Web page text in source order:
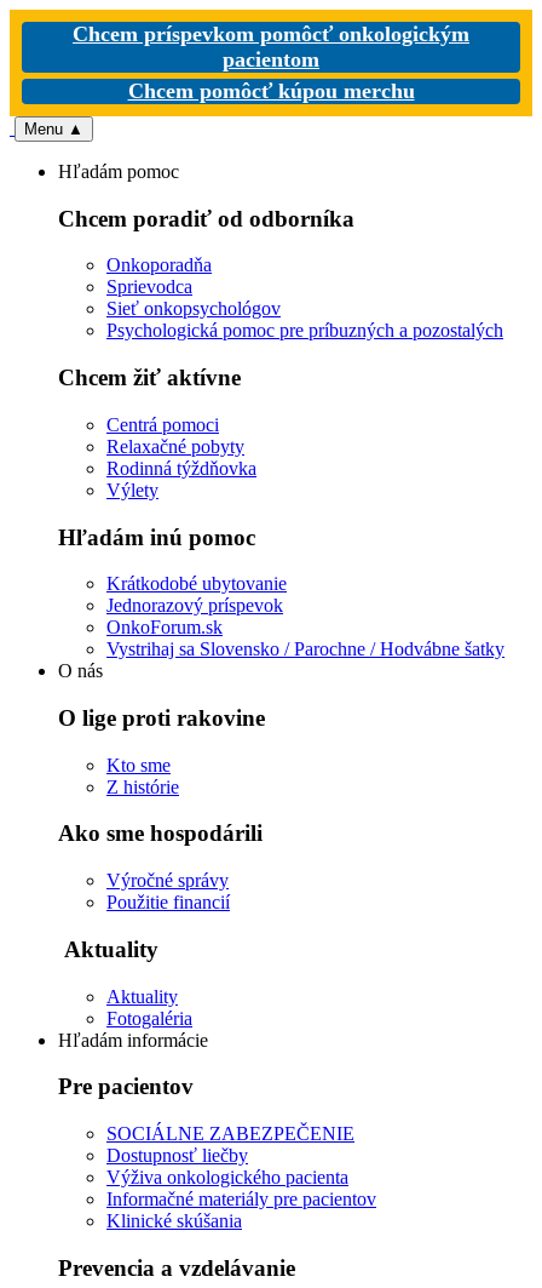
Chcem príspevkom pomôcť onkologickým
pacientom
Chcem pomôcť kúpou merchu
Menu ▲
Hľadám pomoc
Chcem poradiť od odborníka
Onkoporadňa
Sprievodca
Sieť onkopsychológov
Psychologická pomoc pre príbuzných a pozostalých
Chcem žiť aktívne
Centrá pomoci
Relaxačné pobyty
Rodinná týždňovka
Výlety
Hľadám inú pomoc
Krátkodobé ubytovanie
Jednorazový príspevok
OnkoForum.sk
Vystrihaj sa Slovensko / Parochne / Hodvábne šatky
O nás
O lige proti rakovine
Kto sme
Z histórie
Ako sme hospodárili
Výročné správy
Použitie financií
Aktuality
Aktuality
Fotogaléria
Hľadám informácie
Pre pacientov
SOCIÁLNE ZABEZPEČENIE
Dostupnosť liečby
Výživa onkologického pacienta
Informačné materiály pre pacientov
Klinické skúšania
Prevencia a vzdelávanie